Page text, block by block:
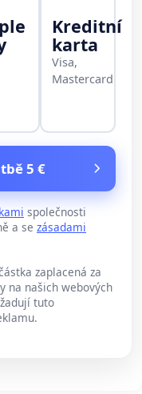
Kreditní
karta
Visa,
Mastercard
5 €
společnosti
a se zásadami
zaplacená za
na našich webových
tuto